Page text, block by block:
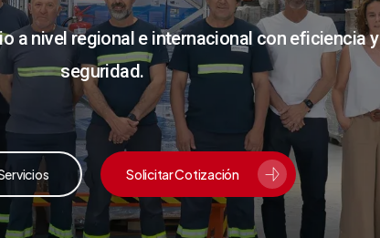
a nivel regional e internacional con eficiencia y
seguridad.
Solicitar Cotización